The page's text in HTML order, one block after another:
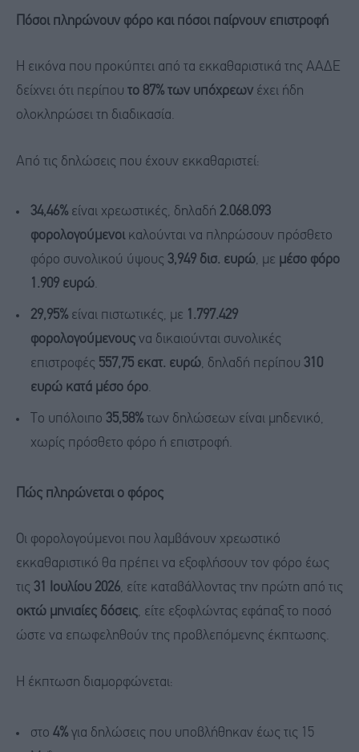
Πόσοι πληρώνουν φόρο και πόσοι παίρνουν επιστροφή
Η εικόνα που προκύπτει από τα εκκαθαριστικά της ΑΑΔΕ
δείχνει ότι περίπου το 87% των υπόχρεων έχει ήδη
ολοκληρώσει τη διαδικασία.
Από τις δηλώσεις που έχουν εκκαθαριστεί:
34,46% είναι χρεωστικές, δηλαδή 2.068.093
φορολογούμενοικαλούνται να πληρώσουν πρόσθετο
φόρο συνολικού ύψους 3,949 δισ. ευρώ, με μέσο φόρο
1.909 ευρώ.
29,95% είναι πιστωτικές, με
1.797.429
φορολογούμενους να δικαιούνται συνολικές
επιστροφές 557,75 εκατ. ευρώ, δηλαδή περίπου 310
ευρώ κατά μέσο όρο.
Το υπόλοιπο 35,58% των δηλώσεων είναι μηδενικό,
χωρίς πρόσθετο φόρο ή επιστροφή.
Πώς πληρώνεται ο φόρος
Οι φορολογούμενοι που λαμβάνουν χρεωστικό
εκκαθαριστικό θα πρέπει να εξοφλήσουν τον φόρο έως
τις 31 Ιουλίου 2026, είτε καταβάλλοντας την πρώτη από τις
οκτώ μηνιαίες δόσεις, είτε εξοφλώντας εφάπαξ το ποσό
ώστε να επωφεληθούν της προβλεπόμενης έκπτωσης.
Η έκπτωση διαμορφώνεται:
στο 4% για δηλώσεις που υποβλήθηκαν έως τις 15